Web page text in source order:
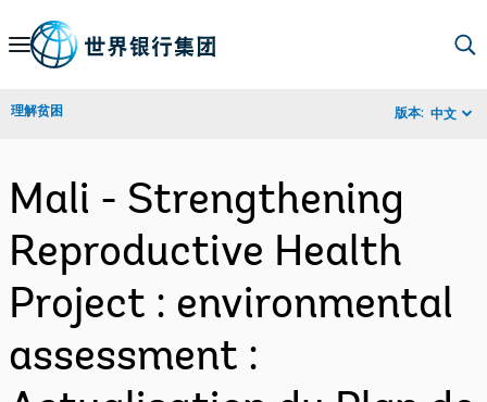
Skip
Navigation
理解贫困 版本: 中文
Mali - Strengthening
Reproductive Health
Project : environmental
assessment :